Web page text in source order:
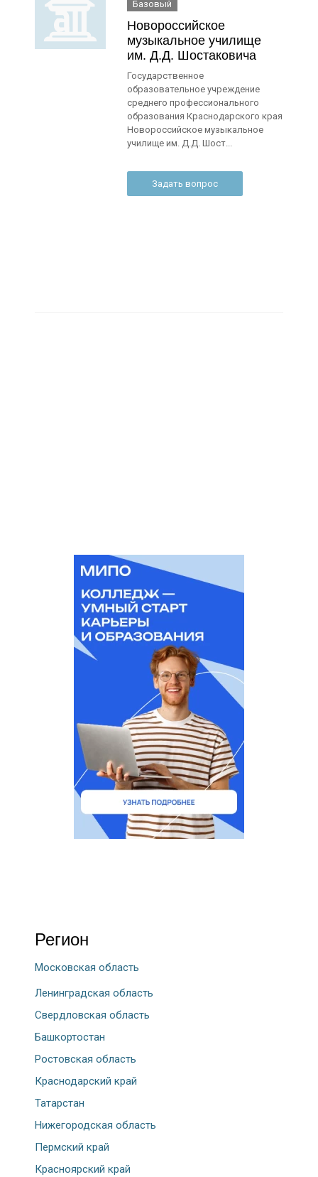
Базовый
Новороссийское
музыкальное училище
им. Д.Д. Шостаковича
Государственное
образовательное учреждение
среднего профессионального
образования Краснодарского края
Новороссийское музыкальное
училище им. Д.Д. Шост...
Задать вопрос
Регион
Московская область
Ленинградская область
Свердловская область
Башкортостан
Ростовская область
Краснодарский край
Татарстан
Нижегородская область
Пермский край
Красноярский край